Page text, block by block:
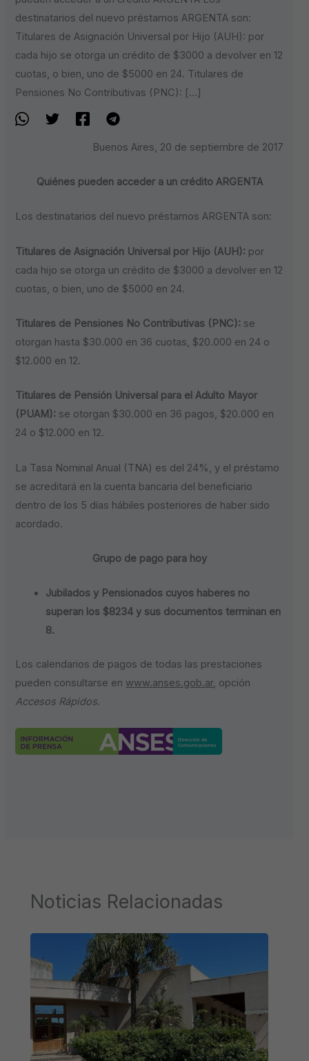
destinatarios del nuevo préstamos ARGENTA son:
Titulares de Asignación Universal por Hijo (AUH): por
cada hijo se otorga un crédito de $3000 a devolver en 12
cuotas, o bien, uno de $5000 en 24. Titulares de
Pensiones No Contributivas (PNC): […]
Buenos Aires, 20 de septiembre de 2017
Quiénes pueden acceder a un crédito ARGENTA
Los destinatarios del nuevo préstamos ARGENTA son:
Titulares de Asignación Universal por Hijo (AUH): por
cada hijo se otorga un crédito de $3000 a devolver en 12
cuotas, o bien, uno de $5000 en 24.
Titulares de Pensiones No Contributivas (PNC): se
otorgan hasta $30.000 en 36 cuotas, $20.000 en 24 o
$12.000 en 12.
Titulares de Pensión Universal para el Adulto Mayor
(PUAM): se otorgan $30.000 en 36 pagos, $20.000 en
24 o $12.000 en 12.
La Tasa Nominal Anual (TNA) es del 24%, y el préstamo
se acreditará en la cuenta bancaria del beneficiario
dentro de los 5 días hábiles posteriores de haber sido
acordado.
Grupo de pago para hoy
Jubilados y Pensionados cuyos haberes no
superan los $8234 y sus documentos terminan en
8.
Los calendarios de pagos de todas las prestaciones
pueden consultarse en www.anses.gob.ar, opción
Accesos Rápidos.
Noticias Relacionadas